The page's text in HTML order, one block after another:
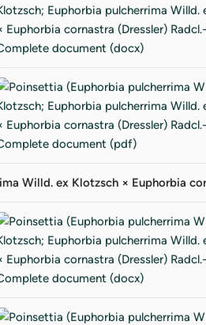
Willd. ex Klotzsch × Euphorbia